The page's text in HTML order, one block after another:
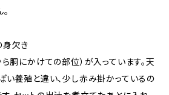
欠き
ら胴にかけての部位）が入っています。天
い養殖と違い、少し赤み掛かっているの